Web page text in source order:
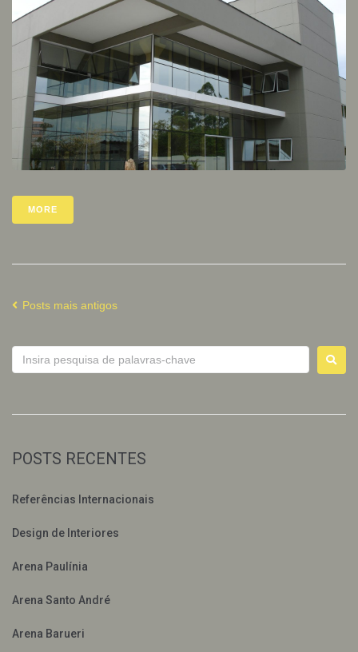
MORE
Posts mais antigos
POSTS RECENTES
Referências Internacionais
Design de Interiores
Arena Paulínia
Arena Santo André
Arena Barueri